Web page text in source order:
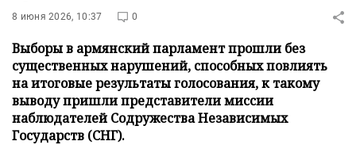
8 июня 2026, 10:37 0
Выборы в армянский парламент прошли без
существенных нарушений, способных повлиять
на итоговые результаты голосования, к такому
выводу пришли представители миссии
наблюдателей Содружества Независимых
Государств (СНГ).